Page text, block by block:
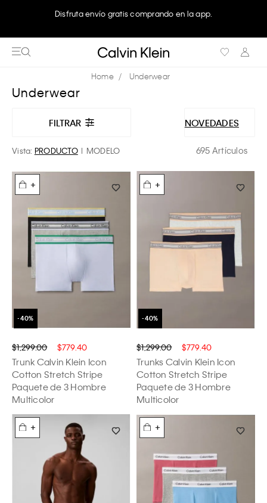
Disfruta envío gratis comprando en la app.
Underwear
Underwear
FILTRAR NOVEDADES
Vista: PRODUCTO MODELO 695 Artículos
+
$1,299.00 $779.40
Trunk Calvin Klein Icon
Cotton Stretch Stripe
Paquete de 3 Hombre
Multicolor
+
$1,299.00 $779.40
Trunks Calvin Klein Icon
Cotton Stretch Stripe
Paquete de 3 Hombre
Multicolor
+ +